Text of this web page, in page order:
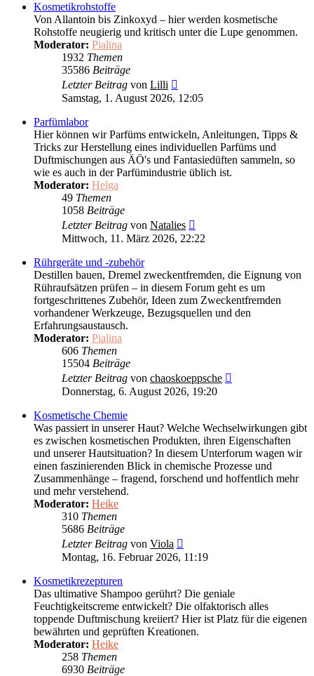
Kosmetikrohstoffe
Von Allantoin bis Zinkoxyd – hier werden kosmetische
Rohstoffe neugierig und kritisch unter die Lupe genommen.
Moderator: Pialina
1932 Themen
35586 Beiträge
Letzter Beitrag von Lilli
Beitrag
Samstag, 1. August 2026, 12:05
Parfümlabor
Hier können wir Parfüms entwickeln, Anleitungen, Tipps &
Tricks zur Herstellung eines individuellen Parfüms und
Duftmischungen aus ÄÖ's und Fantasiedüften sammeln, so
wie es auch in der Parfümindustrie üblich ist.
Moderator: Helga
49 Themen
1058 Beiträge
Letzter Beitrag von Natalies
Beitrag
Mittwoch, 11. März 2026, 22:22
Rührgeräte und -zubehör
Destillen bauen, Dremel zweckentfremden, die Eignung von
Rühraufsätzen prüfen – in diesem Forum geht es um
fortgeschrittenes Zubehör, Ideen zum Zweckentfremden
vorhandener Werkzeuge, Bezugsquellen und den
Erfahrungsaustausch.
Moderator: Pialina
606 Themen
15504 Beiträge
Letzter Beitrag von chaoskoeppsche
Donnerstag, 6. August 2026, 19:20
Kosmetische Chemie
Was passiert in unserer Haut? Welche Wechselwirkungen gibt
es zwischen kosmetischen Produkten, ihren Eigenschaften
und unserer Hautsituation? In diesem Unterforum wagen wir
einen faszinierenden Blick in chemische Prozesse und
Zusammenhänge – fragend, forschend und hoffentlich mehr
und mehr verstehend.
Moderator: Heike
310 Themen
5686 Beiträge
Letzter Beitrag von Viola
Beitrag
Montag, 16. Februar 2026, 11:19
Kosmetikrezepturen
Das ultimative Shampoo gerührt? Die geniale
Feuchtigkeitscreme entwickelt? Die olfaktorisch alles
toppende Duftmischung kreiiert? Hier ist Platz für die eigenen
bewährten und geprüften Kreationen.
Moderator: Heike
258 Themen
6930 Beiträge